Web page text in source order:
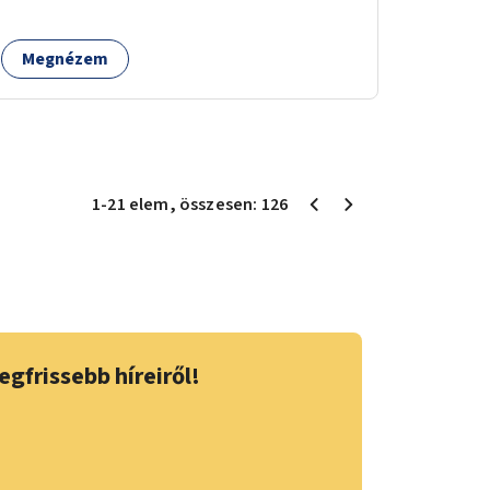
használatát.
Megnézem
1-21 elem, összesen: 126
híreiről!